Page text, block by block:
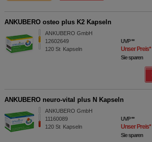
ANKUBERO osteo plus K2 Kapseln
ANKUBERO GmbH
12602649
120 St Kapseln
UVP**
Unser Preis*
Sie sparen
ANKUBERO neuro-vital plus N Kapseln
ANKUBERO GmbH
11160089
120 St Kapseln
UVP**
Unser Preis*
Sie sparen